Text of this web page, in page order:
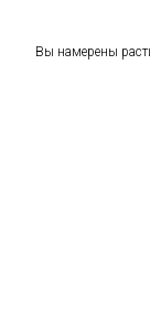
Вы намерены